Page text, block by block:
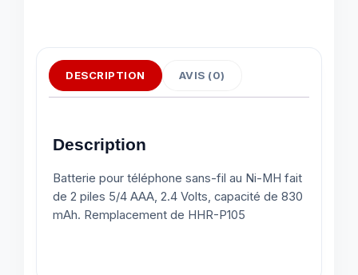
DESCRIPTION AVIS (0)
Description
Batterie pour téléphone sans-fil au Ni-MH fait
de 2 piles 5/4 AAA, 2.4 Volts, capacité de 830
mAh. Remplacement de HHR-P105